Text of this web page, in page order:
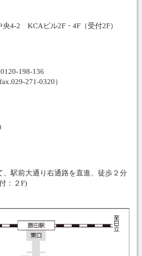
央4-2 KCAビル2F・4F（受付2F）
198-136
271-0320）
、駅前大通り右通路を直進、徒歩２分
：２F)